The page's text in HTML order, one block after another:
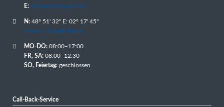
E: office@example.com
N:48º 51' 32" E: 02º 17' 45"
View on Google Maps
MO-DO:08:00–17:00
FR, SA:08:00–12:30
SO, Feiertag:geschlossen
Call-Back-Service